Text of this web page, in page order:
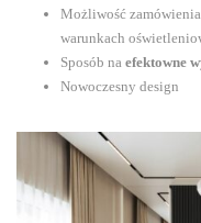
Możliwość zamówienia
warunkach
Sposób na efektowne
Nowoczesny design